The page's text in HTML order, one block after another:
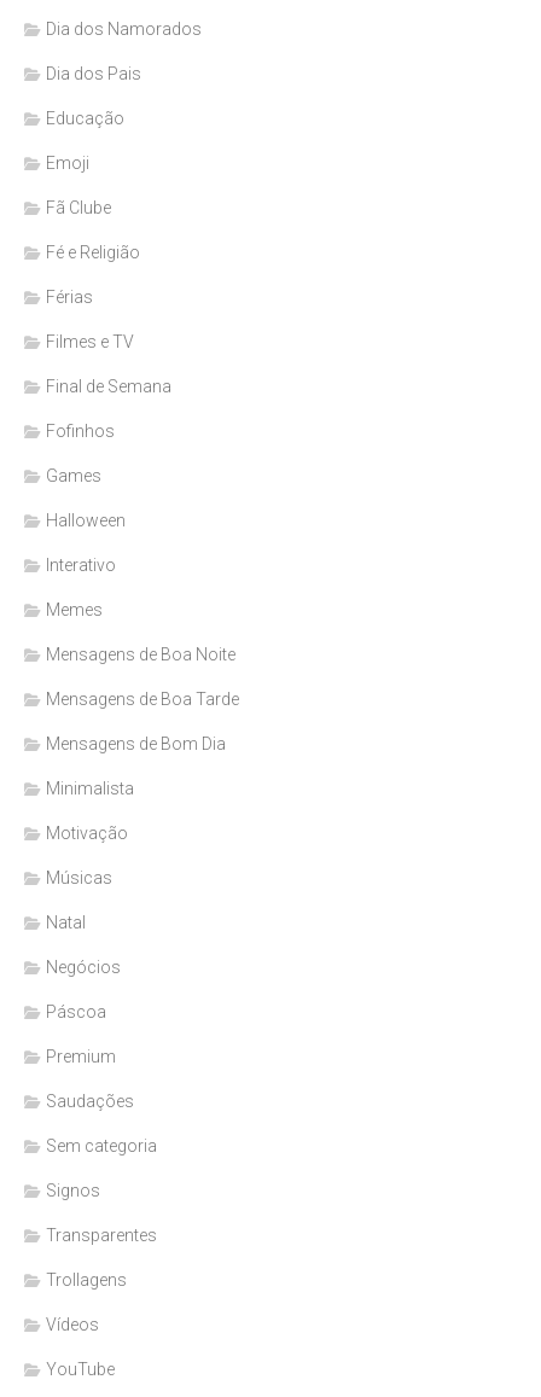
Dia dos Namorados
Dia dos Pais
Educação
Emoji
Fã Clube
Fé e Religião
Férias
Filmes e TV
Final de Semana
Fofinhos
Games
Halloween
Interativo
Memes
Mensagens de Boa Noite
Mensagens de Boa Tarde
Mensagens de Bom Dia
Minimalista
Motivação
Músicas
Natal
Negócios
Páscoa
Premium
Saudações
Sem categoria
Signos
Transparentes
Trollagens
Vídeos
YouTube